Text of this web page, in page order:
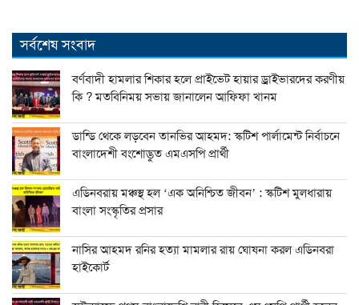
সর্বশেষ সংবাদ
বর্ণবাদী হামলার শিকার হলে প্রাইভেট হায়ার ড্রাইভারদের করণীয়
কি ? মতবিনিময় সভায় জানালেন আফিফা খানম
ডান্ডি থেকে লড়বেন তানভির আহমদ: স্কটিশ পার্লামেন্ট নির্বাচনে
বাংলাদেশী বংশোদ্ভুত এমএসপি প্রার্থী
এডিনবরায় মঞ্চস্থ হল ‘এক অনিশ্চিত জীবন’ : স্কটিশ মুলধারায়
বাংলা সংস্কৃতির প্রসার
নাসির আহমদ রনির হত্যা মামলার রায় ঘোষনা করল এডিনবরা
হাইকোর্ট